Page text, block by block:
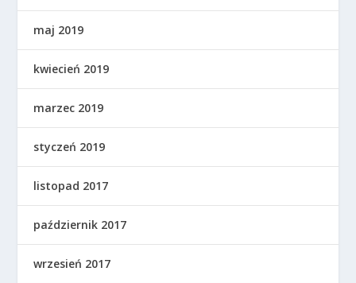
maj 2019
kwiecień 2019
marzec 2019
styczeń 2019
listopad 2017
październik 2017
wrzesień 2017